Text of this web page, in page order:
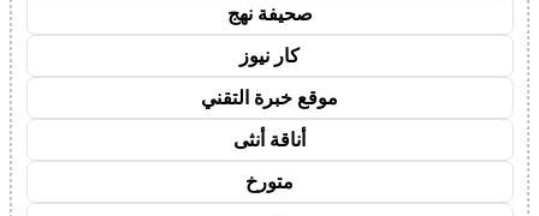
صحيفة نهج
كار نيوز
موقع خبرة التقني
أناقة أنثى
متورخ